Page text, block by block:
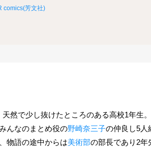
comics(芳文社)
天然で少し抜けたところのある高校1年生
みんなのまとめ役の野崎奈三子の仲良し5人
物語の途中からは美術部の部長であり2年